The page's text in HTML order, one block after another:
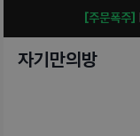
[주문폭주]
자기만의방